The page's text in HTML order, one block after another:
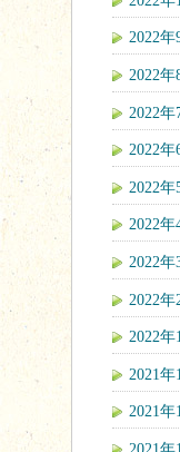
2022年
2022年
2022年
2022年
2022年
2022年
2022年
2022年
2022年
2021年
2021年